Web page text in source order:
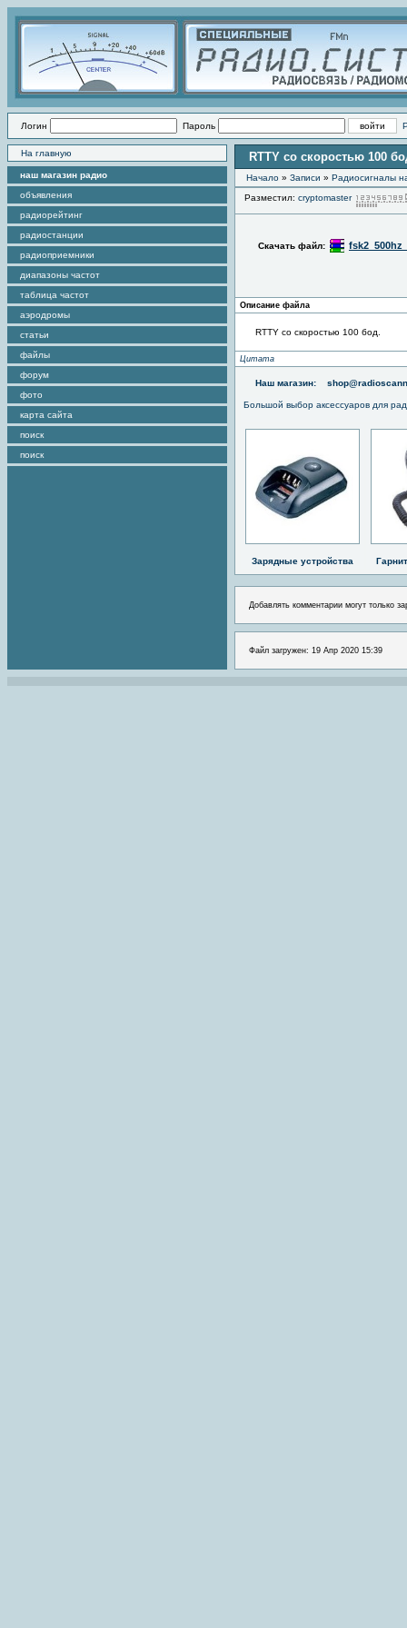
Логин Пароль
На главную
наш магазин радио
объявления
радиорейтинг
радиостанции
радиоприемники
диапазоны частот
таблица частот
аэродромы
статьи
файлы
форум
фото
карта сайта
поиск
поиск
RTTY со скоростью 100
Начало » Записи » Радиоcигналы
Разместил: cryptomaster
Скачать файл:
Описание файла
RTTY со скоростью 100 бод.
Цитата
Наш магазин:
Большой выбор аксессуаров для
Зарядные устройства
Добавлять комментарии могут только
Файл загружен: 19 Апр 2020 15:39